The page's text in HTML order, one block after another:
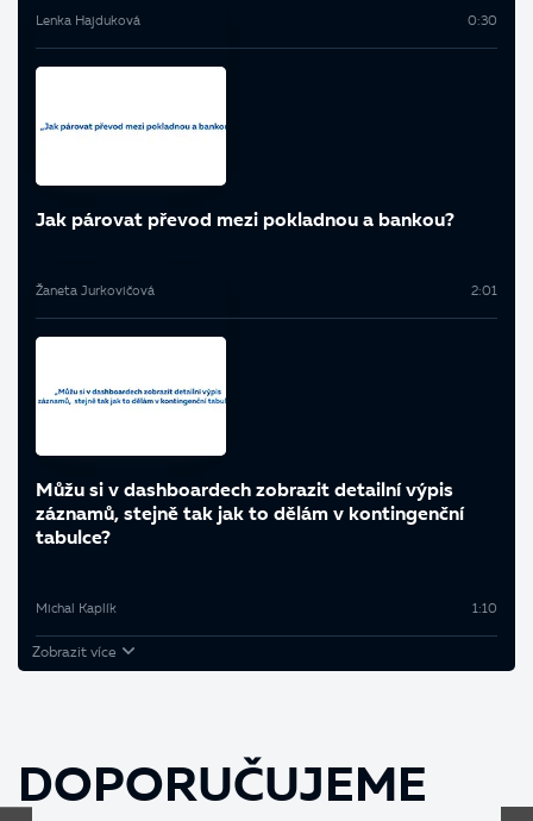
Lenka Hajduková 0:30
Jak párovat převod mezi pokladnou a bankou?
Žaneta Jurkovičová 2:01
Můžu si v dashboardech zobrazit detailní výpis
záznamů, stejně tak jak to dělám v kontingenční
tabulce?
Michal Kaplík 1:10
Zobrazit více
DOPORUČUJEME